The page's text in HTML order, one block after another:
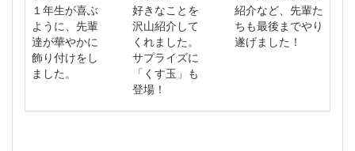
１年生が喜ぶ
ように、先輩
達が華やかに
飾り付けをし
ました。
好きなことを
沢山紹介して
くれました。
サプライズに
「くす玉」も
登場！
紹介など、先輩た
ちも最後までやり
遂げました！